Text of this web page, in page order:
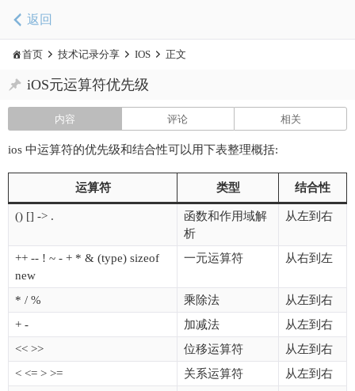
返回
首页 技术记录分享 IOS 正文
iOS元运算符优先级
内容 评论 相关
ios 中运算符的优先级和结合性可以用下表整理概括:
运算符 类型 结合性
() [] -> .
函数和作用域解
析
从左到右
++ -- ! ~ - + * & (type) sizeof
new
一元运算符 从右到左
* / % 乘除法
从左到右
+ -
加减法
从左到右
<< >>
位移运算符
从左到右
< <= > >=
关系运算符
从左到右